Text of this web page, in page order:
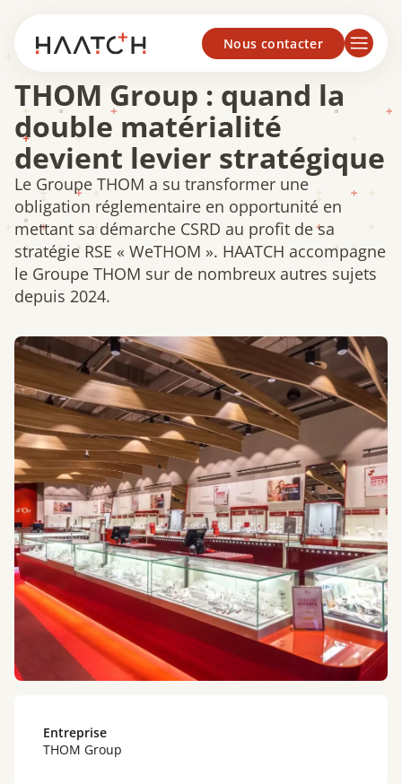
Nous contacter
THOM Group : quand la
double matérialité
devient levier stratégique
Le Groupe THOM a su transformer une
obligation réglementaire en opportunité en
mettant sa démarche CSRD au profit de sa
stratégie RSE « WeTHOM ». HAATCH accompagne
le Groupe THOM sur de nombreux autres sujets
depuis 2024.
Entreprise
THOM Group